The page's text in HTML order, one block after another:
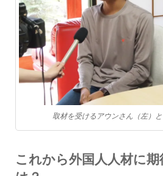
取材を受けるアウンさん（左）と
これから外国人人材に